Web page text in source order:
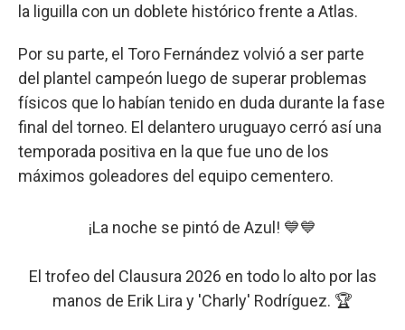
la liguilla con un doblete histórico frente a Atlas.
Por su parte, el Toro Fernández volvió a ser parte
del plantel campeón luego de superar problemas
físicos que lo habían tenido en duda durante la fase
final del torneo. El delantero uruguayo cerró así una
temporada positiva en la que fue uno de los
máximos goleadores del equipo cementero.
¡La noche se pintó de Azul! 💙💙
El trofeo del Clausura 2026 en todo lo alto por las
manos de Erik Lira y 'Charly' Rodríguez. 🏆